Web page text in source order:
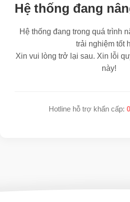
Hệ thống đang
Hệ thống đang trong quá trình
trải nghiệm tốt
Xin vui lòng trở lại sau. Xin lỗi
này!
Hotline hỗ trợ khẩn cấp: